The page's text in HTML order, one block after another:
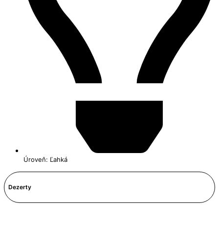
Úroveň: Ľahká
Dezerty